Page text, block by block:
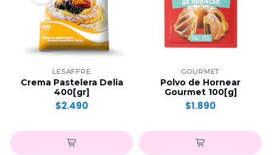
LESAFFRE
Crema Pastelera Delia
400[gr]
$2.490
GOURMET
Polvo de Hornear
Gourmet 100[g]
$1.890